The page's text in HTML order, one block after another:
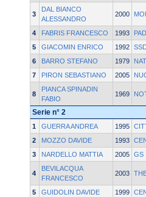
3
DAL BIANCO
ALESSANDRO
2000
4 FABRIS FRANCESCO 1993
5
GIACOMIN ENRICO 1992
6
BARRO STEFANO 1979
7
PIRON SEBASTIANO 2005
8
PIANCA SPINADIN
FABIO
1969
Serie n° 2
1 GUERRA ANDREA 1995
2
MOZZO DAVIDE 1993
3
NARDELLO MATTIA 2005 GS
4
BEVILACQUA
FRANCESCO
2003
5 GUIDOLIN DAVIDE 1999